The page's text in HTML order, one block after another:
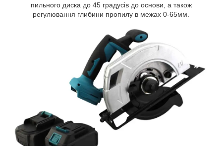
пильного диска до 45 градусів до основи, а також
регулювання глибини пропилу в межах 0-65мм.